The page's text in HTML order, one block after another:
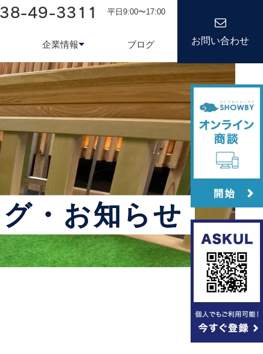
ステム kond 光回線
いて 新卒採用
企業情報
会社情報
ブログ
49-3311 平日9:00〜17:00
お問い合わせ
・お知らせ